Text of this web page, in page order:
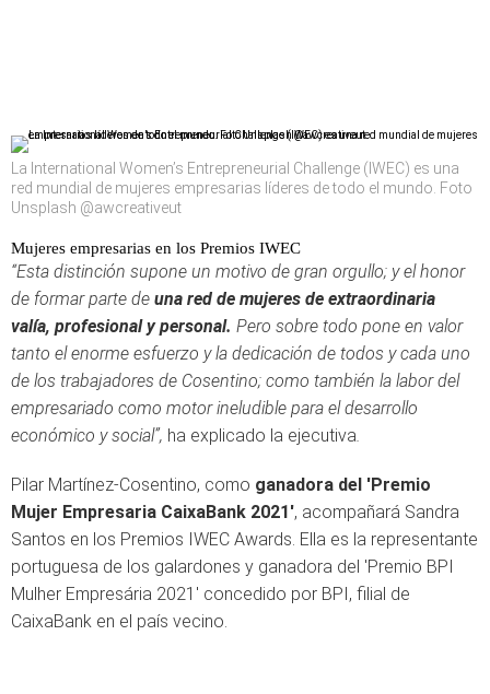
La International Women’s Entrepreneurial Challenge (IWEC) es una
red mundial de mujeres empresarias líderes de todo el mundo. Foto
Unsplash @awcreativeut
Mujeres empresarias en los Premios IWEC
“Esta distinción supone un motivo de gran orgullo; y el honor
de formar parte de una red de mujeres de extraordinaria
valía, profesional y personal. Pero sobre todo pone en valor
tanto el enorme esfuerzo y la dedicación de todos y cada uno
de los trabajadores de Cosentino; como también la labor del
empresariado como motor ineludible para el desarrollo
económico y social”, ha explicado la ejecutiva.
Pilar Martínez-Cosentino, como ganadora del 'Premio
Mujer Empresaria CaixaBank 2021', acompañará Sandra
Santos en los Premios IWEC Awards. Ella es la representante
portuguesa de los galardones y ganadora del 'Premio BPI
Mulher Empresária 2021' concedido por BPI, filial de
CaixaBank en el país vecino.